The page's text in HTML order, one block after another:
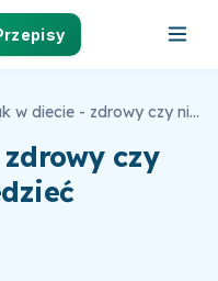
Kurczak w diecie - zdrowy czy nie? Co musisz wiedzieć
czy